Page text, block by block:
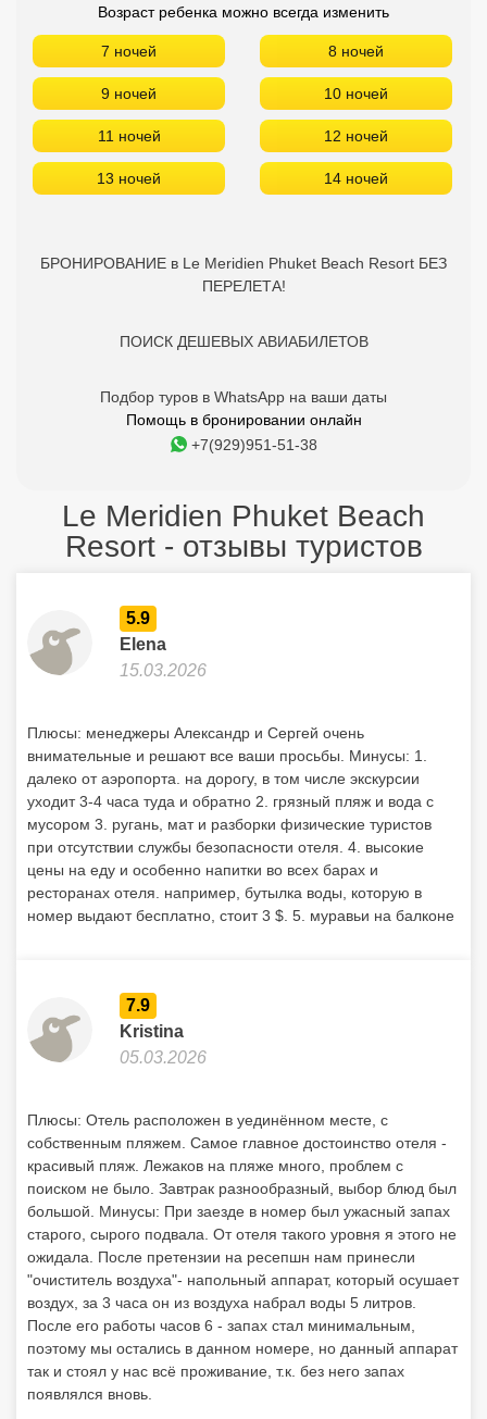
Возраст ребенка можно всегда изменить
7 ночей 8 ночей
9 ночей 10 ночей
11 ночей 12 ночей
13 ночей 14 ночей
БРОНИРОВАНИЕ в Le Meridien Phuket Beach Resort БЕЗ
ПЕРЕЛЕТА!
ПОИСК ДЕШЕВЫХ АВИАБИЛЕТОВ
Подбор туров в WhatsApp на ваши даты
Помощь в бронировании онлайн
+7(929)951-51-38
Le Meridien Phuket Beach
Resort - отзывы туристов
5.9
Elena
15.03.2026
Плюсы: менеджеры Александр и Сергей очень
внимательные и решают все ваши просьбы. Минусы: 1.
далеко от аэропорта. на дорогу, в том числе экскурсии
уходит 3-4 часа туда и обратно 2. грязный пляж и вода с
мусором 3. ругань, мат и разборки физические туристов
при отсутствии службы безопасности отеля. 4. высокие
цены на еду и особенно напитки во всех барах и
ресторанах отеля. например, бутылка воды, которую в
номер выдают бесплатно, стоит 3 $. 5. муравьи на балконе
7.9
Kristina
05.03.2026
Плюсы: Отель расположен в уединённом месте, с
собственным пляжем. Самое главное достоинство отеля -
красивый пляж. Лежаков на пляже много, проблем с
поиском не было. Завтрак разнообразный, выбор блюд был
большой. Минусы: При заезде в номер был ужасный запах
старого, сырого подвала. От отеля такого уровня я этого не
ожидала. После претензии на ресепшн нам принесли
"очиститель воздуха"- напольный аппарат, который осушает
воздух, за 3 часа он из воздуха набрал воды 5 литров.
После его работы часов 6 - запах стал минимальным,
поэтому мы остались в данном номере, но данный аппарат
так и стоял у нас всё проживание, т.к. без него запах
появлялся вновь.